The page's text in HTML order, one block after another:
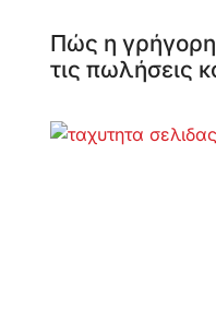
Πώς η
τις πωλήσεις